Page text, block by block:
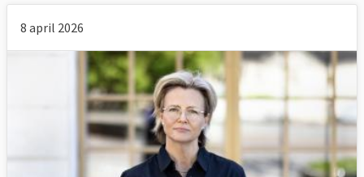
8 april 2026